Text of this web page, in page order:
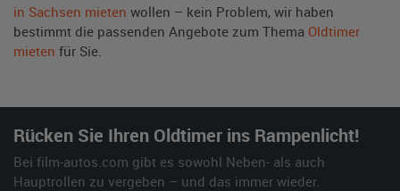
in Sachsen mieten wollen – kein Problem, wir haben
bestimmt die passenden Angebote zum Thema Oldtimer
mieten für Sie.
Rücken Sie Ihren Oldtimer ins Rampenlicht!
Bei film-autos.com gibt es sowohl Neben- als auch
Hauptrollen zu vergeben – und das immer wieder.